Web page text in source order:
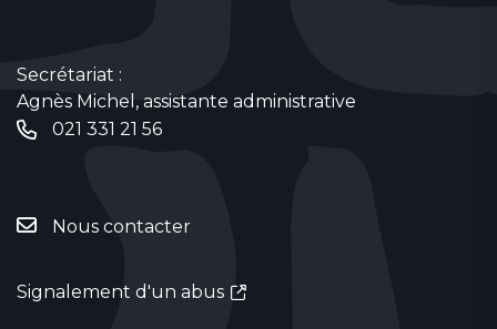
Secrétariat :
Agnès Michel, assistante administrative
021 331 21 56
Nous contacter
Signalement d'un abus